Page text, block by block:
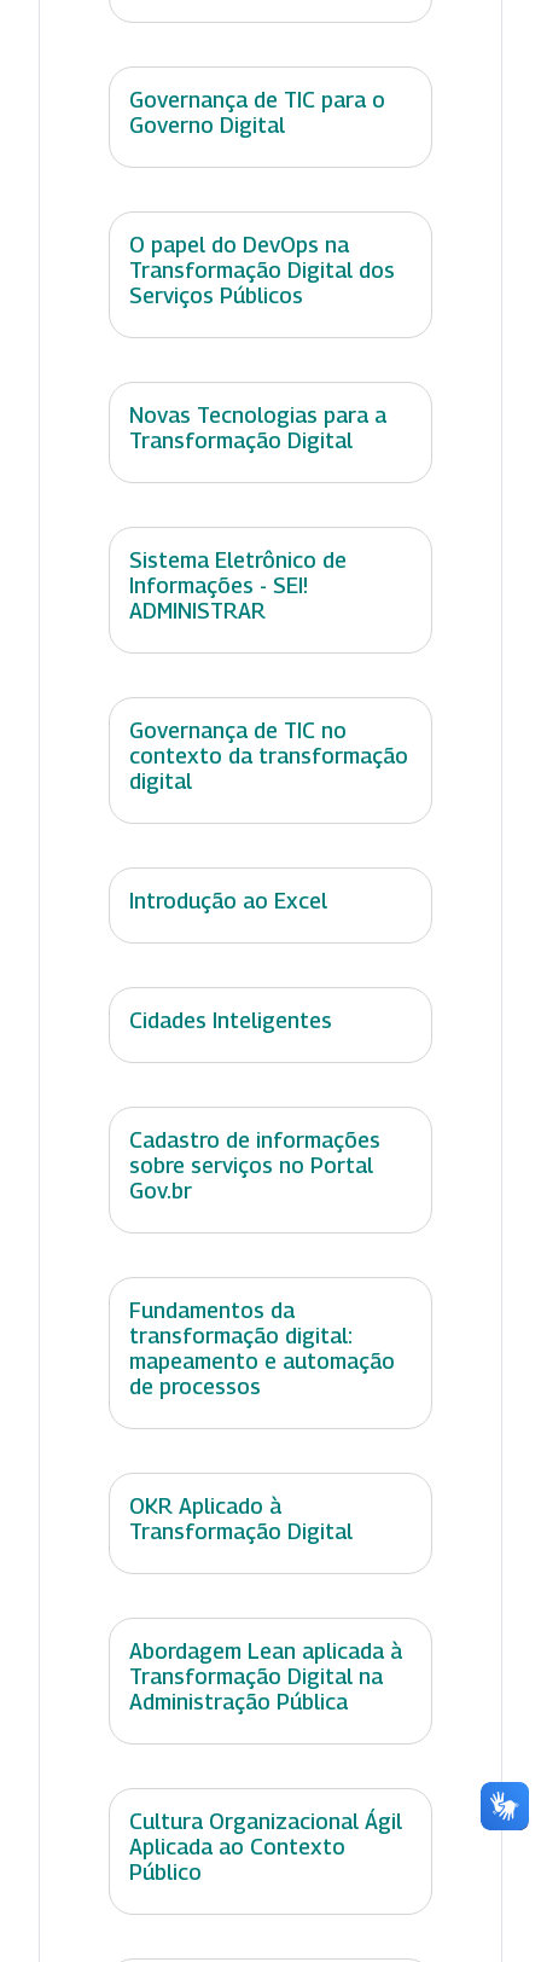
Governança de TIC para o
Governo Digital
O papel do DevOps na
Transformação Digital dos
Serviços Públicos
Novas Tecnologias para a
Transformação Digital
Sistema Eletrônico de
Informações - SEI!
ADMINISTRAR
Governança de TIC no
contexto da transformação
digital
Introdução ao Excel
Cidades Inteligentes
Cadastro de informações
sobre serviços no Portal
Gov.br
Fundamentos da
transformação digital:
mapeamento e automação
de processos
OKR Aplicado à
Transformação Digital
Abordagem Lean aplicada à
Transformação Digital na
Administração Pública
Cultura Organizacional Ágil
Aplicada ao Contexto
Público